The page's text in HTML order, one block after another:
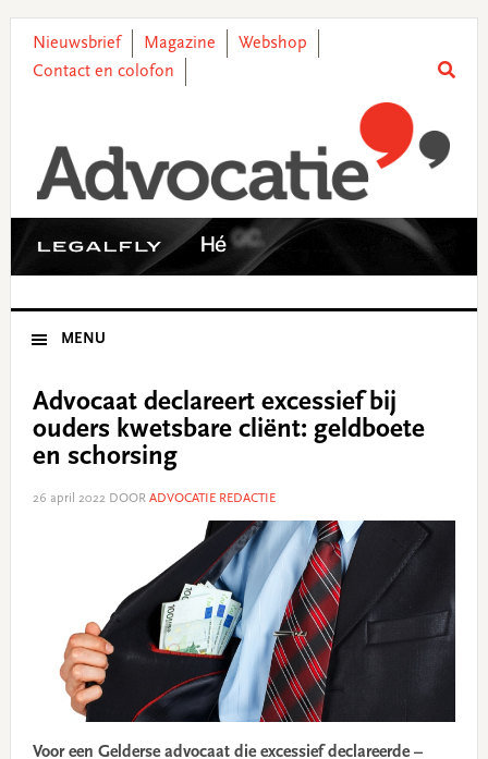
primary
main
primary
footer
Nieuwsbrief Magazine
Webshop
Contact en colofon
MENU
Advocaat declareert excessief bij
ouders kwetsbare cliënt: geldboete
en schorsing
26 april 2022DOOR ADVOCATIE REDACTIE
Voor een Gelderse advocaat die excessief declareerde –